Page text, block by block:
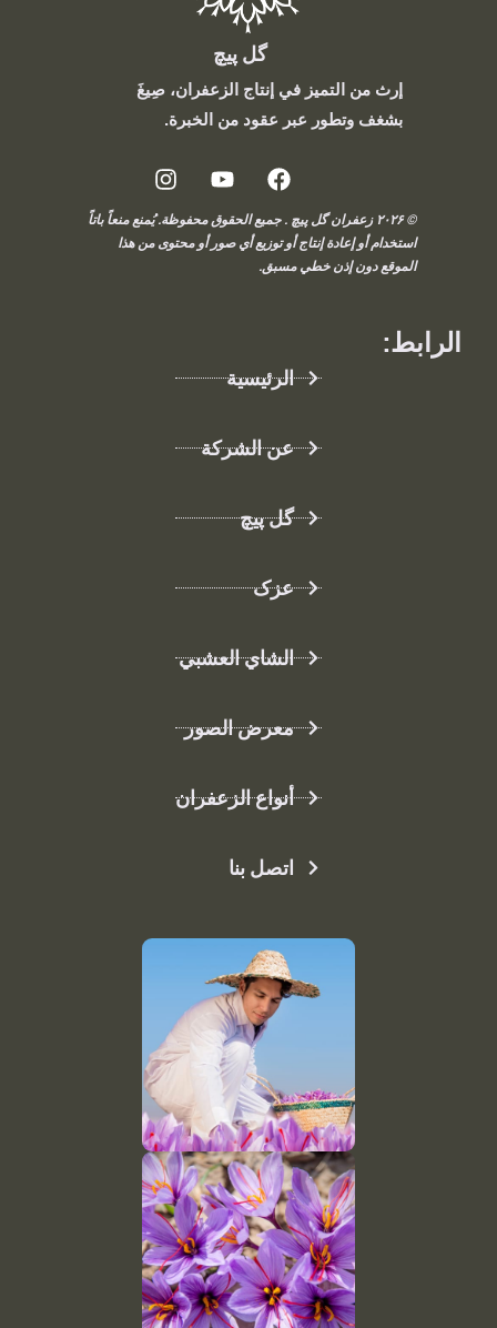
الرابط:
الرئيسية
عن الشركة
گل پیچ
عزک
الشاي العشبي
معرض الصور
أنواع الزعفران
اتصل بنا
گل پیچ
إرث من التميز في إنتاج الزعفران، صِيغَ
بشغف وتطور عبر عقود من الخبرة.
© ۲۰۲۶ زعفران گل پیچ . جميع الحقوق محفوظة. يُمنع منعاً باتاً
استخدام أو إعادة إنتاج أو توزيع أي صور أو محتوى من هذا
الموقع دون إذن خطي مسبق.